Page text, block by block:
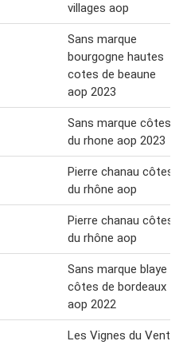
villages aop
Sans marque
bourgogne hautes
cotes de beaune
aop 2023
Sans marque côtes
du rhone aop 2023
Pierre chanau côtes
du rhône aop
Pierre chanau côtes
du rhône aop
Sans marque blaye
côtes de bordeaux
aop 2022
Les Vignes du Vent,